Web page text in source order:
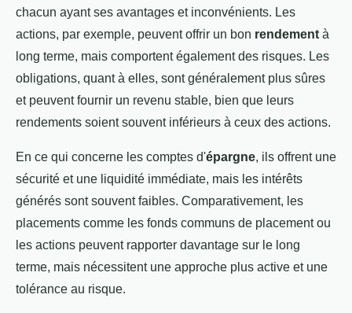
chacun ayant ses avantages et inconvénients. Les
actions, par exemple, peuvent offrir un bon rendement à
long terme, mais comportent également des risques. Les
obligations, quant à elles, sont généralement plus sûres
et peuvent fournir un revenu stable, bien que leurs
rendements soient souvent inférieurs à ceux des actions.
En ce qui concerne les comptes d'épargne, ils offrent une
sécurité et une liquidité immédiate, mais les intérêts
générés sont souvent faibles. Comparativement, les
placements comme les fonds communs de placement ou
les actions peuvent rapporter davantage sur le long
terme, mais nécessitent une approche plus active et une
tolérance au risque.